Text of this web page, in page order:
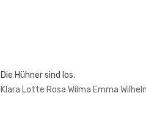
Die Hühner sind los.
Klara Lotte Rosa Wilma Emma